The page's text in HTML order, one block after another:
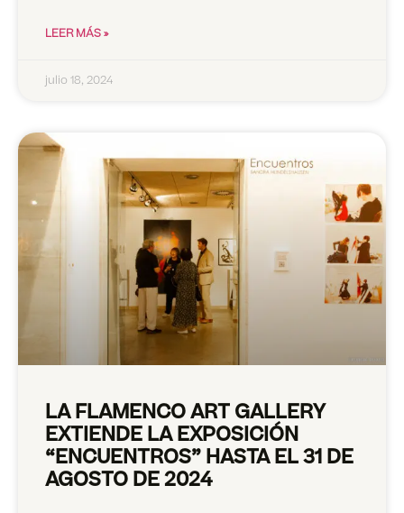
LEER MÁS »
julio 18, 2024
LA FLAMENCO ART GALLERY
EXTIENDE LA EXPOSICIÓN
“ENCUENTROS” HASTA EL 31 DE
AGOSTO DE 2024